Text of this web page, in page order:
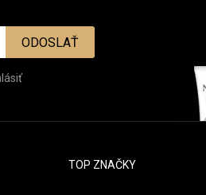
ODOSLAŤ
TOP ZNAČKY